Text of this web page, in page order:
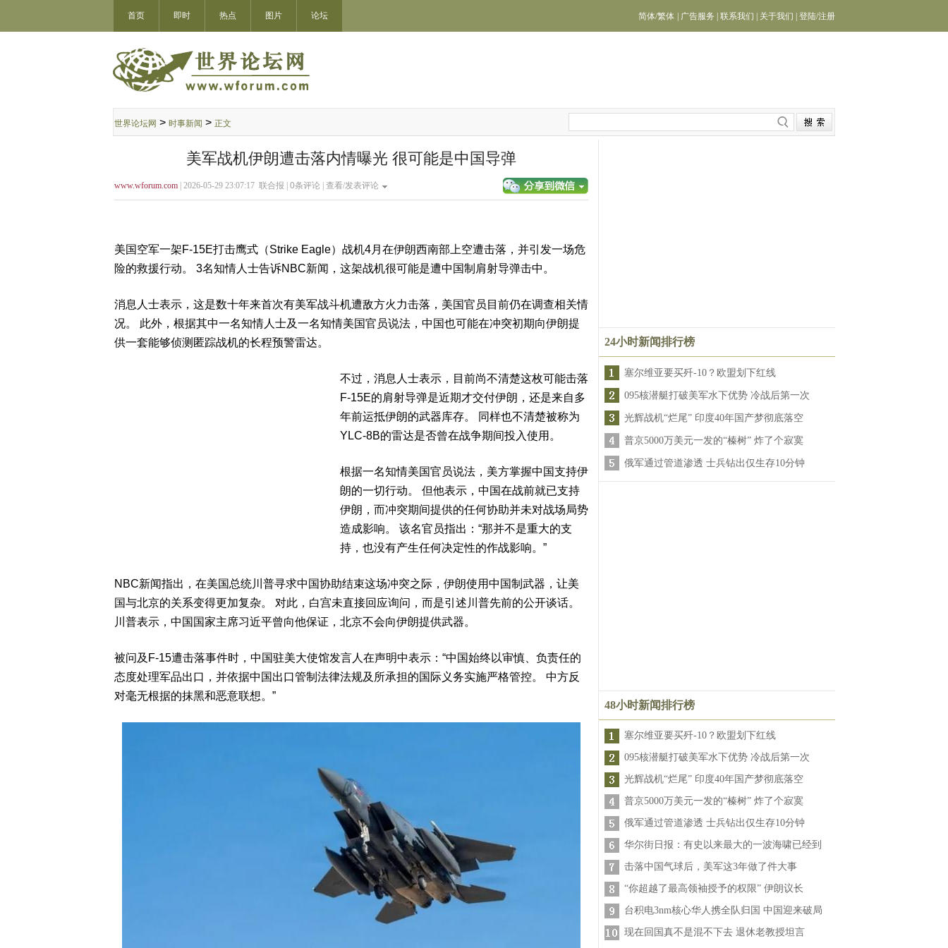
首页 即时 热点 图片 论坛 简体/繁体 广告服务 联系我们 关于我们 登陆/注册
世界论坛网 > 时事新闻 > 正文
美军战机伊朗遭击落内情曝光 很可能是中国导弹
www.wforum.com | 2026-05-29 23:07:17 联合报 | 0条评论 | 查看/发表评论
美国空军一架F-15E打击鹰式（Strike Eagle）战机4月在伊朗西南部上空遭击落，并引发一场危
险的救援行动。 3名知情人士告诉NBC新闻，这架战机很可能是遭中国制肩射导弹击中。
消息人士表示，这是数十年来首次有美军战斗机遭敌方火力击落，美国官员目前仍在调查相关情
况。 此外，根据其中一名知情人士及一名知情美国官员说法，中国也可能在冲突初期向伊朗提
供一套能够侦测匿踪战机的长程预警雷达。
不过，消息人士表示，目前尚不清楚这枚可能击落
F-15E的肩射导弹是近期才交付伊朗，还是来自多
年前运抵伊朗的武器库存。 同样也不清楚被称为
YLC-8B的雷达是否曾在战争期间投入使用。
根据一名知情美国官员说法，美方掌握中国支持伊
朗的一切行动。 但他表示，中国在战前就已支持
伊朗，而冲突期间提供的任何协助并未对战场局势
造成影响。 该名官员指出：“那并不是重大的支
持，也没有产生任何决定性的作战影响。”
NBC新闻指出，在美国总统川普寻求中国协助结束这场冲突之际，伊朗使用中国制武器，让美
国与北京的关系变得更加复杂。 对此，白宫未直接回应询问，而是引述川普先前的公开谈话。
川普表示，中国国家主席习近平曾向他保证，北京不会向伊朗提供武器。
被问及F-15遭击落事件时，中国驻美大使馆发言人在声明中表示：“中国始终以审慎、负责任的
态度处理军品出口，并依据中国出口管制法律法规及所承担的国际义务实施严格管控。 中方反
对毫无根据的抹黑和恶意联想。”
24小时新闻排行榜
塞尔维亚要买歼-10？欧盟划下红线
095核潜艇打破美军水下优势 冷战后第一次
光辉战机“烂尾” 印度40年国产梦彻底落空
普京5000万美元一发的“榛树” 炸了个寂寞
俄军通过管道渗透 士兵钻出仅生存10分钟
48小时新闻排行榜
塞尔维亚要买歼-10？欧盟划下红线
095核潜艇打破美军水下优势 冷战后第一次
光辉战机“烂尾” 印度40年国产梦彻底落空
普京5000万美元一发的“榛树” 炸了个寂寞
俄军通过管道渗透 士兵钻出仅生存10分钟
华尔街日报：有史以来最大的一波海啸已经到
击落中国气球后，美军这3年做了件大事
“你超越了最高领袖授予的权限” 伊朗议长
台积电3nm核心华人携全队归国 中国迎来破局
现在回国真不是混不下去 退休老教授坦言